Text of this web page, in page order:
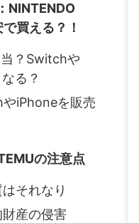
NINTENDO
買える？！
？Switchや
る？
iPhoneを販売
の注意点
それなり
産の侵害